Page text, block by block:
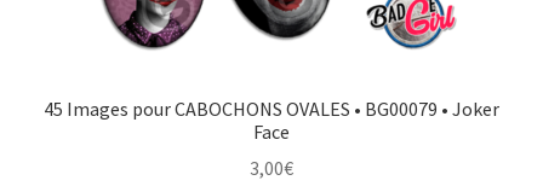
45 Images pour CABOCHONS OVALES • BG00079 • Joker
Face
3,00€